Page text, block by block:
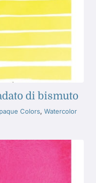
di bismuto
Colors, Watercolor